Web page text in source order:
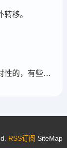
移。
都说网络是有记忆的，但是记忆也是相对性的，有些记忆可能被屏蔽，也可能被遗忘。
RSS订阅 SiteMap